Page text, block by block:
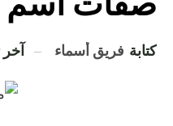
صفات اسم
كتابة فريق أسماء